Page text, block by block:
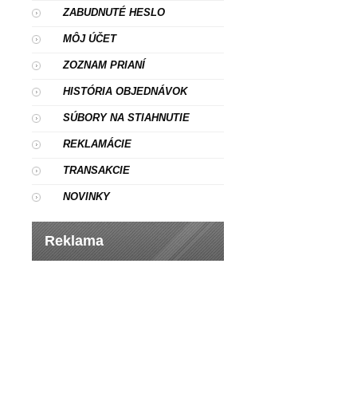
ZABUDNUTÉ HESLO
MÔJ ÚČET
ZOZNAM PRIANÍ
HISTÓRIA OBJEDNÁVOK
SÚBORY NA STIAHNUTIE
REKLAMÁCIE
TRANSAKCIE
NOVINKY
Reklama